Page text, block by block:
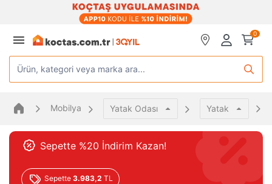
0
Ürün, kategori veya marka ara...
Mobilya Yatak Odası Yatak
Sepette %20 İndirim Kazan!
Sepette 3.983,2 TL